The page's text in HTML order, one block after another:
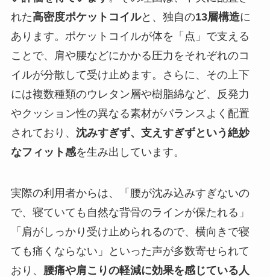
れた高密度ポケットコイルと、独自の13層構造に
あります。ポケットコイルが体を「点」で支える
ことで、肩や腰などにかかる圧力をそれぞれのコ
イルが分散して受け止めます。さらに、その上下
には複数種類のウレタン層や樹脂綿など、反発力
やクッション性の異なる素材がバランスよく配置
されており、 沈みすぎず、支えすぎずという絶妙
なフィット感を生み出しています。
実際の利用者からは、「腰が沈み込みすぎないの
で、寝ていても自然な背骨のラインが保たれる」
「肩がしっかり受け止められるので、横向きで寝
ても痛くならない」といった声が多数寄せられて
おり、 腰痛や肩こりの軽減に効果を感じている人